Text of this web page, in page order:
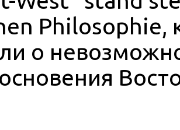
Philosophie,
о